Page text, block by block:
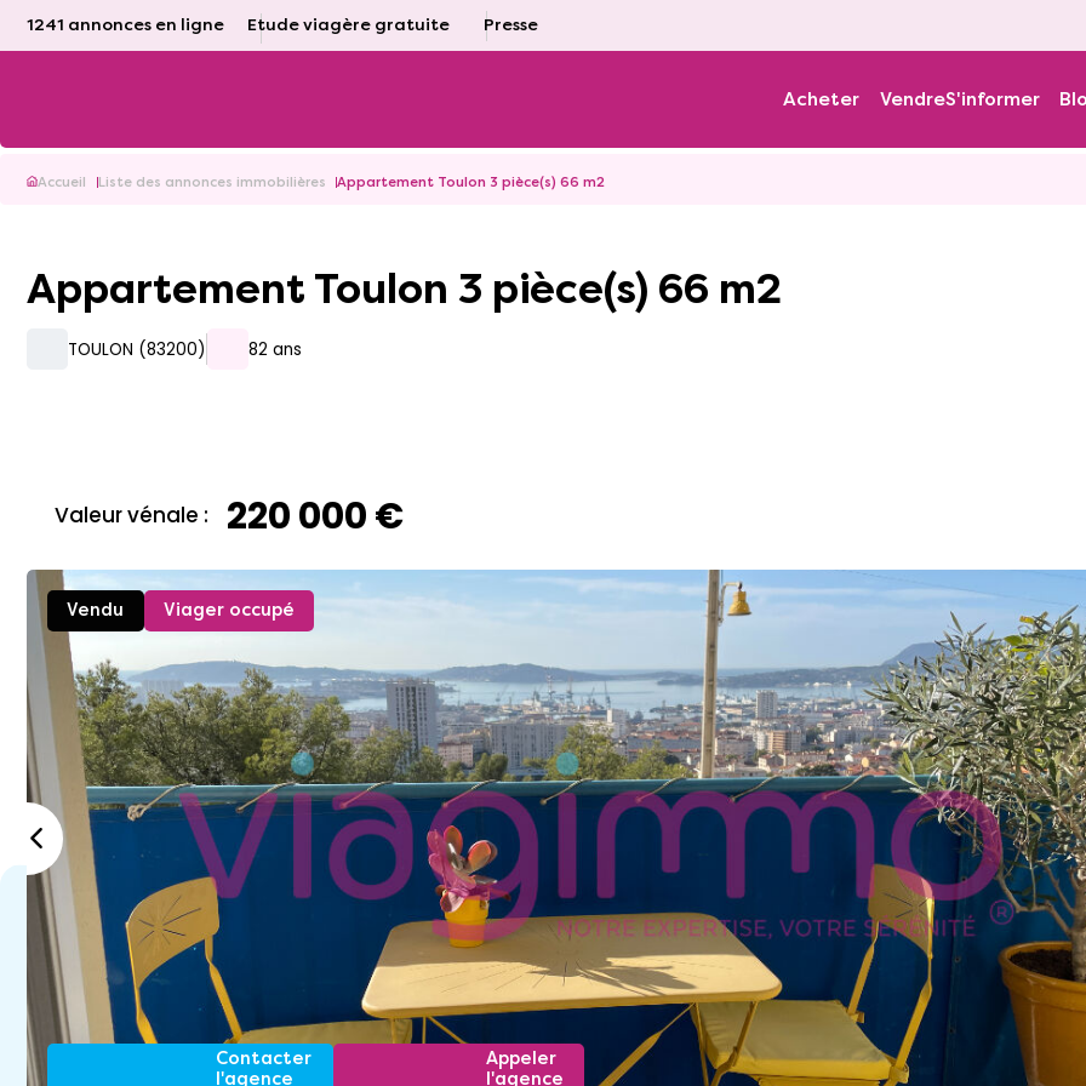
1241 annonces en ligne Etude viagère gratuite Presse
Acheter VendreS'informer
Accueil Liste des annonces immobilières Appartement Toulon 3 pièce(s) 66 m2
Appartement Toulon 3 pièce(s) 66 m2
TOULON (83200) 82 ans
Valeur vénale : 220 000 €
Vendu Viager occupé
Contacter
l'agence
Appeler
l'agence